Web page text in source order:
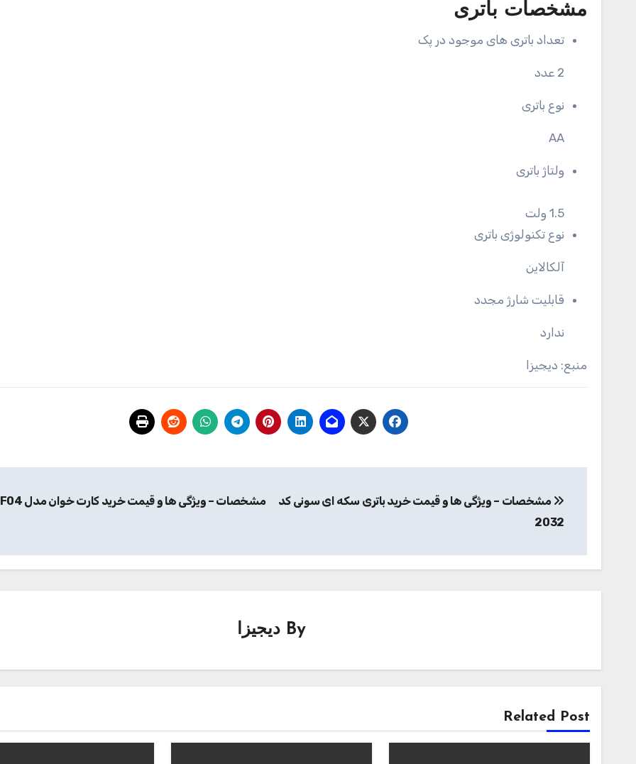
مشخصات باتری
تعداد باتری های موجود در پک
2 عدد
نوع باتری
AA
ولتاژ باتری
1.5 ولت
نوع تکنولوژی باتری
آلکالاین
قابلیت شارژ مجدد
ندارد
منبع: دیجیزا
نوشتهمشخصات – ویژگی ها و قیمت خرید باتری سکه ای سونی کد
2032
مشخصات – ویژگی ها و قیمت خرید کارت خوان مدل TF04
By دیجیزا
Related Post